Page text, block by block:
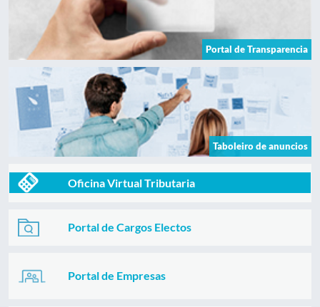
Portal de Transparencia
Taboleiro de anuncios
Oficina Virtual Tributaria
Portal de Cargos Electos
Portal de Empresas